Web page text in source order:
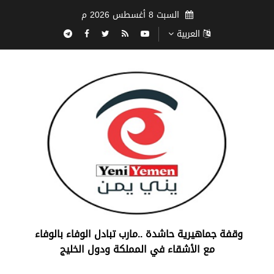
السبت 8 أغسطس 2026 م
العربية
‏وقفة جماهيرية حاشدة ..مارب ‏تبادل الوفاء بالوفاء ‏
مع الأشقاء في المملكة ودول الخليج